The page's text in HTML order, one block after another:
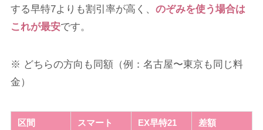
する早特7よりも割引率が高く、 のぞみを使う場合は
これが最安です。
※ どちらの方向も同額（例：名古屋〜東京も同じ料
金）
区間
スマート
EX早特21 差額